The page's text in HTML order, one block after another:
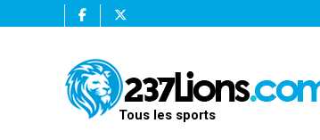
Tous les sports